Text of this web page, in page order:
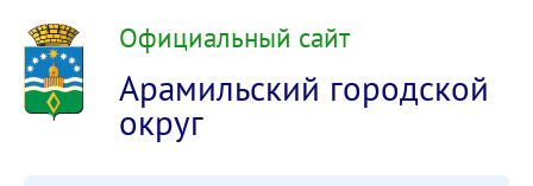
Официальный сайт
Арамильский городской
округ